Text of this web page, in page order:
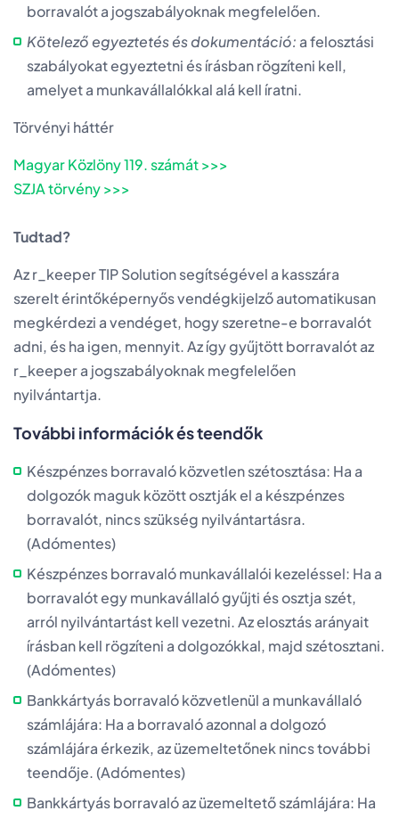
borravalót a jogszabályoknak megfelelően.
Kötelező egyeztetés és dokumentáció:a felosztási
szabályokat egyeztetni és írásban rögzíteni kell,
amelyet a munkavállalókkal alá kell íratni.
Törvényi háttér
Magyar Közlöny 119. számát >>>
SZJA törvény >>>
Tudtad?
Az r_keeper TIP Solution segítségével a kasszára
szerelt érintőképernyős vendégkijelző automatikusan
megkérdezi a vendéget, hogy szeretne-e borravalót
adni, és ha igen, mennyit. Az így gyűjtött borravalót az
r_keeper a jogszabályoknak megfelelően
nyilvántartja.
További információk és teendők
Készpénzes borravaló közvetlen szétosztása: Ha a
dolgozók maguk között osztják el a készpénzes
borravalót, nincs szükség nyilvántartásra.
(Adómentes)
Készpénzes borravaló munkavállalói kezeléssel: Ha a
borravalót egy munkavállaló gyűjti és osztja szét,
arról nyilvántartást kell vezetni. Az elosztás arányait
írásban kell rögzíteni a dolgozókkal, majd szétosztani.
(Adómentes)
Bankkártyás borravaló közvetlenül a munkavállaló
számlájára: Ha a borravaló azonnal a dolgozó
számlájára érkezik, az üzemeltetőnek nincs további
teendője. (Adómentes)
Bankkártyás borravaló az üzemeltető számlájára: Ha